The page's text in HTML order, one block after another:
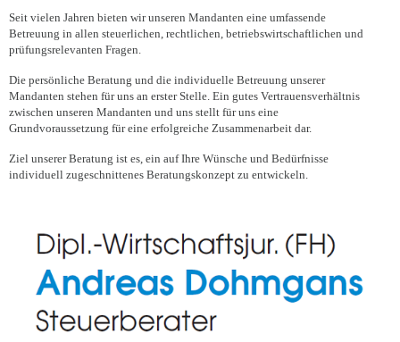
Seit vielen Jahren bieten wir unseren Mandanten eine umfassende
Betreuung in allen steuerlichen, rechtlichen, betriebswirtschaftlichen und
prüfungsrelevanten Fragen.
Die persönliche Beratung und die individuelle Betreuung unserer
Mandanten stehen für uns an erster Stelle. Ein gutes Vertrauensverhältnis
zwischen unseren Mandanten und uns stellt für uns eine
Grundvoraussetzung für eine erfolgreiche Zusammenarbeit dar.
Ziel unserer Beratung ist es, ein auf Ihre Wünsche und Bedürfnisse
individuell zugeschnittenes Beratungskonzept zu entwickeln.